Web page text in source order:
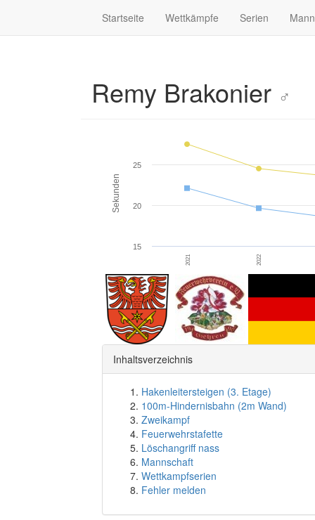
Startseite Wettkämpfe Serien
Remy Brakonier ♂
Sekunden
2021 2022
15
20
25
Inhaltsverzeichnis
Hakenleitersteigen (3. Etage)
100m-Hindernisbahn (2m Wand)
Zweikampf
Feuerwehrstafette
Löschangriff nass
Mannschaft
Wettkampfserien
Fehler melden